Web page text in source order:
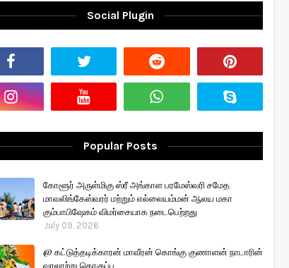
Social Plugin
Popular Posts
கோளூர் அருள்மிகு ஸ்ரீ அங்காள பரமேஸ்வரி சமேத
மாவலிங்கேஸ்வரர் மற்றும் எல்லையம்மன் ஆலய மகா
கும்பாபிஷேகம் விமர்சையாக நடைபெற்றது
July 09, 2026
@ கட்டுத்தடிக்காரன் மாவீரன் கொங்கு குணாளன் நாடாரின்
வரலாற்று தொகுப்பு